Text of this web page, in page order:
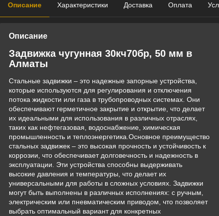
Описание Характеристики Доставка Оплата
Описание
Задвижка чугунная 30кч70бр, 50 мм в
Алматы
Стальные задвижки – это надежные запорные устройства,
которые используются для регулирования и отключения
потока жидкости или газа в трубопроводных системах. Они
обеспечивают герметичное закрытие и открытие, что делает
их идеальными для использования в различных отраслях,
таких как нефтегазовая, водоснабжение, химическая
промышленность и теплоэнергетика.Основное преимущество
стальных задвижек – это высокая прочность и устойчивость к
коррозии, что обеспечивает долговечность и надежность в
эксплуатации. Эти устройства способны выдерживать
высокие давления и температуры, что делает их
универсальными для работы в сложных условиях. Задвижки
могут быть выполнены в различных исполнениях: с ручным,
электрическим или пневматическим приводом, что позволяет
выбрать оптимальный вариант для конкретных